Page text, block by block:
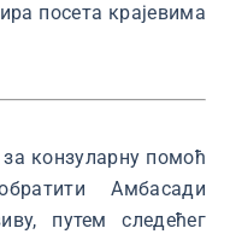
посета крајевима
конзуларну помоћ
Амбасади
путем следећег